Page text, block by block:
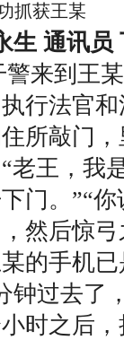
抓获王某
生 通讯员
来到王
行法官
所敲门
老王，我
门。”“
然后惊
的手机
钟过去了
时之后